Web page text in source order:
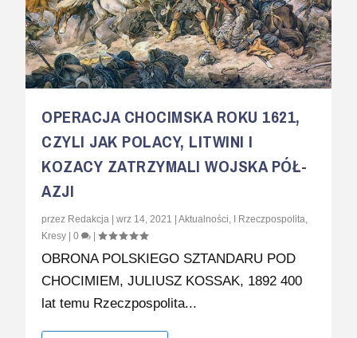
OPERACJA CHOCIMSKA ROKU 1621,
CZYLI JAK POLACY, LITWINI I
KOZACY ZATRZYMALI WOJSKA PÓŁ-
AZJI
przez Redakcja |wrz 14, 2021 |Aktualności I Rzeczpospolita
Kresy |0 |
OBRONA POLSKIEGO SZTANDARU POD
CHOCIMIEM, JULIUSZ KOSSAK, 1892 400
lat temu Rzeczpospolita...